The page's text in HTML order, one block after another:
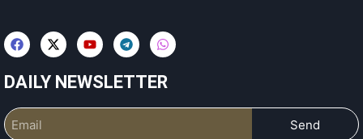
DAILY NEWSLETTER
Send